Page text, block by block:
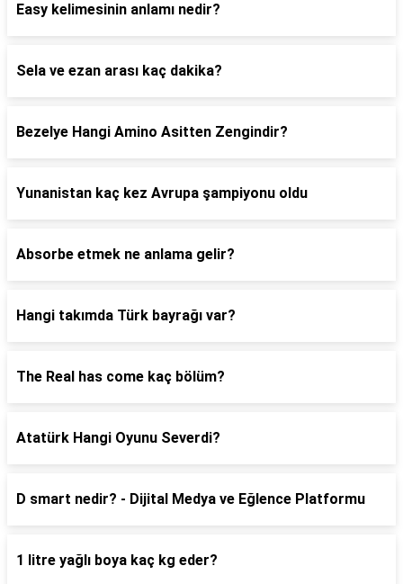
Easy kelimesinin anlamı nedir?
Sela ve ezan arası kaç dakika?
Bezelye Hangi Amino Asitten Zengindir?
Yunanistan kaç kez Avrupa şampiyonu oldu
Absorbe etmek ne anlama gelir?
Hangi takımda Türk bayrağı var?
The Real has come kaç bölüm?
Atatürk Hangi Oyunu Severdi?
D smart nedir? - Dijital Medya ve Eğlence Platformu
1 litre yağlı boya kaç kg eder?